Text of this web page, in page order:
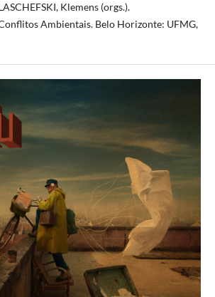
Klemens (orgs.).
Ambientais. Belo Horizonte: UFMG,